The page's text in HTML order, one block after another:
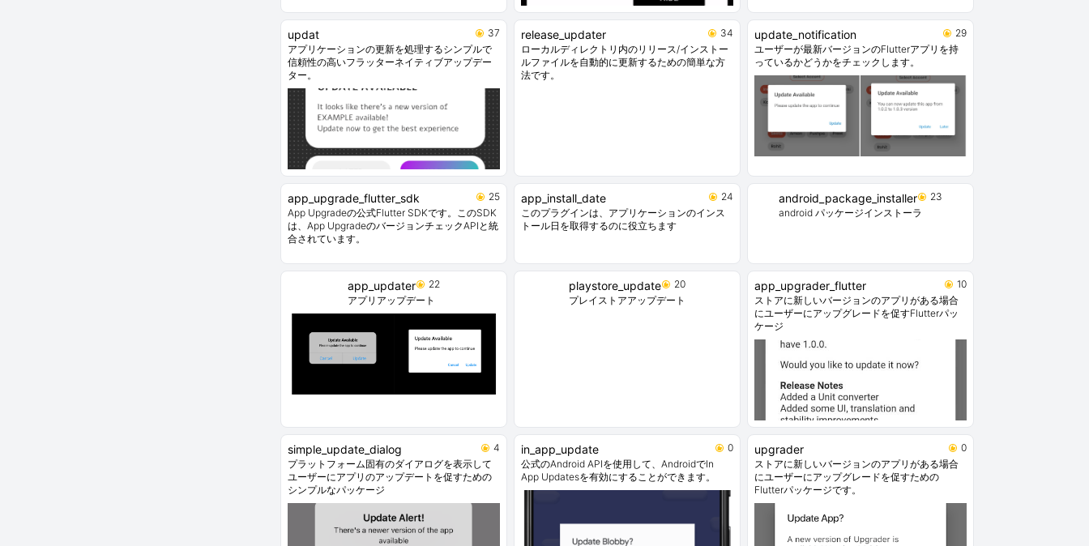
updat
37
アプリケーションの更新を処理するシンプルで
信頼性の高いフラッターネイティブアップデー
ター。
release_updater
34
ローカルディレクトリ内のリリース/インストー
ルファイルを自動的に更新するための簡単な方
法です。
update_notification
29
ユーザーが最新バージョンのFlutterアプリを持
っているかどうかをチェックします。
app_upgrade_flutter_sdk
25
App Upgradeの公式Flutter SDKです。このSDK
は、App UpgradeのバージョンチェックAPIと統
合されています。
app_install_date
24
このプラグインは、アプリケーションのインス
トール日を取得するのに役立ちます
android_package_installer
23
android パッケージインストーラ
app_updater
22
アプリアップデート
playstore_update
20
プレイストアアップデート
app_upgrader_flutter
10
ストアに新しいバージョンのアプリがある場合
にユーザーにアップグレードを促すFlutterパッ
ケージ
simple_update_dialog
4
プラットフォーム固有のダイアログを表示して
ユーザーにアプリのアップデートを促すための
シンプルなパッケージ
in_app_update
0
公式のAndroid APIを使用して、AndroidでIn
App Updatesを有効にすることができます。
upgrader
0
ストアに新しいバージョンのアプリがある場合
にユーザーにアップグレードを促すための
Flutterパッケージです。